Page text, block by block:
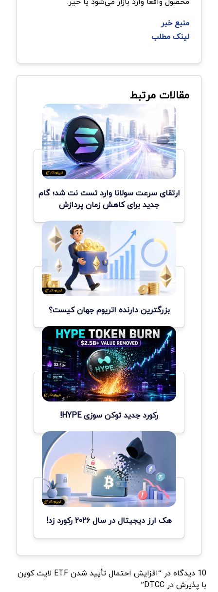
منبع خبر
لینک مطلب
مقالات مرتبط
ارتقای سرعت سولانا وارد تست نت شد؛ گام
جدید برای کاهش زمان پردازش
بزرگترین دارنده اتریوم جهان کیست؟
رکورد جدید توکن سوزی HYPE!
هک ارز دیجیتال در سال ۲۰۲۶ رکورد زد!
10 دیدگاه در “افزایش احتمال تأیید شدن ETF لایت کوین
با پذیرش در DTCC”